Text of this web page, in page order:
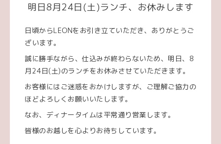
明日8月24日(土)ランチ、お休みします
日頃からLEONをお引き立ていただき、ありがとうご
ざいます。
誠に勝手ながら、仕込みが終わらないため、明日、8
月24日(土)のランチをお休みさせていただきます。
お客様にはご迷惑をおかけしますが、ご理解ご協力の
ほどよろしくお願いいたします。
なお、ディナータイムは平常通り営業します。
皆様のお越しを心よりお待ちしています。